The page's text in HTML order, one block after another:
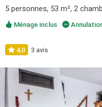
5 personnes, 53 m², 2
Ménage inclus
4,0 3 avis